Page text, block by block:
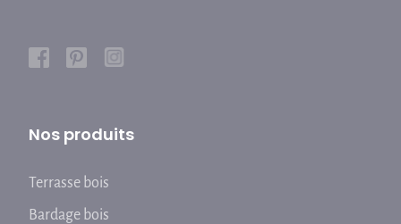
Nos produits
Terrasse bois
Bardage bois